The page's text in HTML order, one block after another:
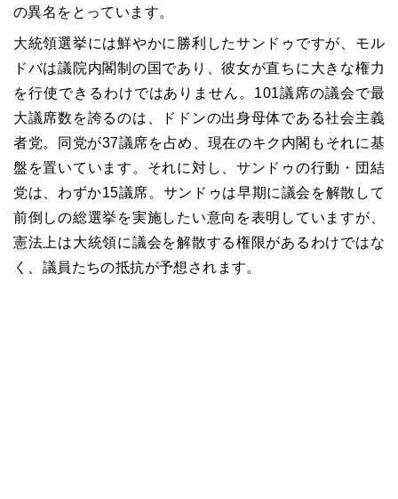
の異名をとっています。
大統領選挙には鮮やかに勝利したサンドゥですが、モル
ドバは議院内閣制の国であり、彼女が直ちに大きな権力
を行使できるわけではありません。 101議席の議会で最
大議席数を誇るのは、ドドンの出身母体である社会主義
者党。同党が37議席を占め、現在のキク内閣もそれに基
盤を置いています。それに対し、サンドゥの行動・団結
党は、わずか15議席。サンドゥは早期に議会を解散して
前倒しの総選挙を実施したい意向を表明していますが、
憲法上は大統領に議会を解散する権限があるわけではな
く、議員たちの抵抗が予想されます。